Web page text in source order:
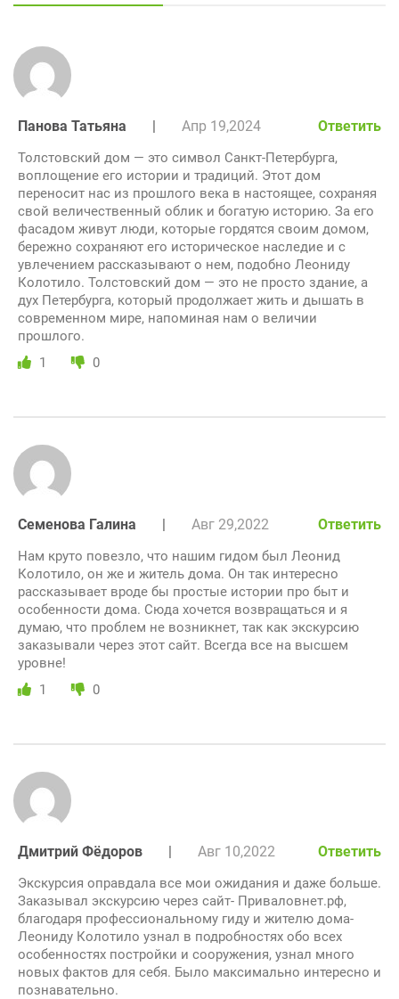
Панова Татьяна | Апр 19,2024 Ответить
Толстовский дом — это символ Санкт-Петербурга,
воплощение его истории и традиций. Этот дом
переносит нас из прошлого века в настоящее, сохраняя
свой величественный облик и богатую историю. За его
фасадом живут люди, которые гордятся своим домом,
бережно сохраняют его историческое наследие и с
увлечением рассказывают о нем, подобно Леониду
Колотило. Толстовский дом — это не просто здание, а
дух Петербурга, который продолжает жить и дышать в
современном мире, напоминая нам о величии
прошлого.
1
0
Семенова Галина | Авг 29,2022 Ответить
Нам круто повезло, что нашим гидом был Леонид
Колотило, он же и житель дома. Он так интересно
рассказывает вроде бы простые истории про быт и
особенности дома. Сюда хочется возвращаться и я
думаю, что проблем не возникнет, так как экскурсию
заказывали через этот сайт. Всегда все на высшем
уровне!
1
0
Дмитрий Фёдоров | Авг 10,2022 Ответить
Экскурсия оправдала все мои ожидания и даже больше.
Заказывал экскурсию через сайт- Приваловнет.рф,
благодаря профессиональному гиду и жителю дома-
Леониду Колотило узнал в подробностях обо всех
особенностях постройки и сооружения, узнал много
новых фактов для себя. Было максимально интересно и
познавательно.